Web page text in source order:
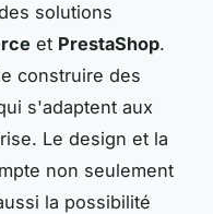
solutions
et PrestaShop.
construire des
s'adaptent aux
Le design et la
non seulement
la possibilité